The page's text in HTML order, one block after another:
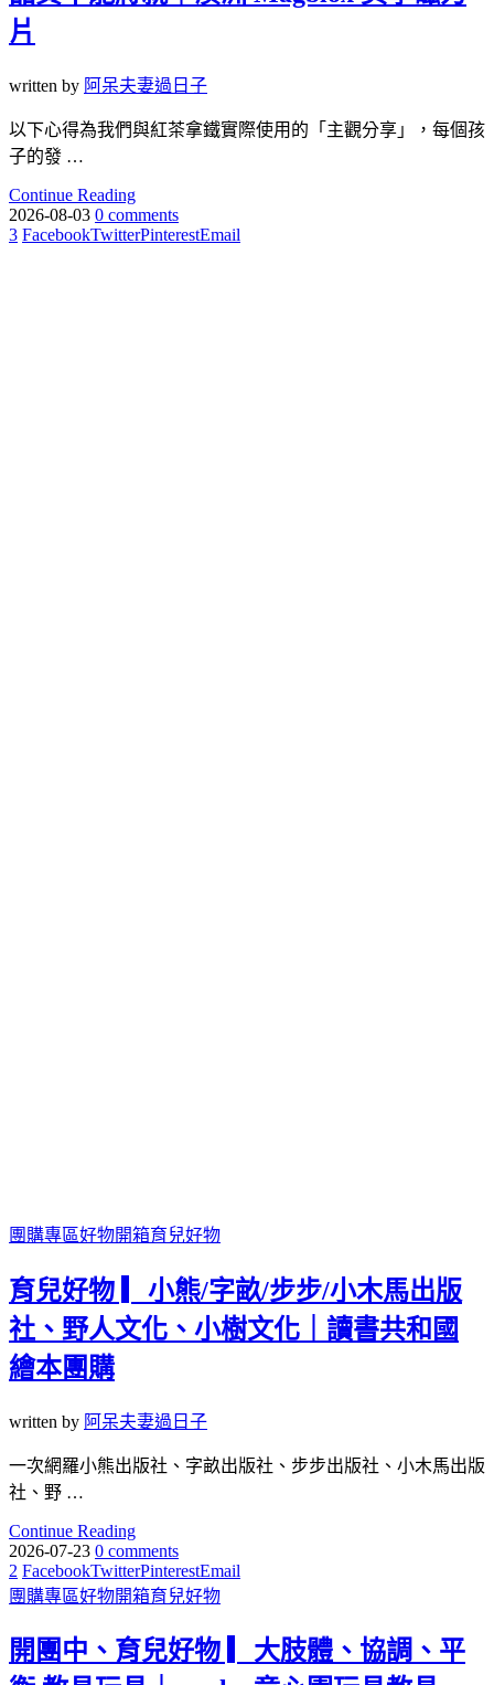
片
written by 阿呆夫妻過日子
以下心得為我們與紅茶拿鐵實際使用的「主觀分享」，每個孩
子的發 …
Continue Reading
2026-08-03 0 comments
3 FacebookTwitterPinterestEmail
團購專區好物開箱育兒好物
育兒好物 ▎小熊/字畝/步步/小木馬出版
社、野人文化、小樹文化｜讀書共和國
繪本團購
written by 阿呆夫妻過日子
一次網羅小熊出版社、字畝出版社、步步出版社、小木馬出版
社、野 …
Continue Reading
2026-07-23 0 comments
2 FacebookTwitterPinterestEmail
團購專區好物開箱育兒好物
開團中、育兒好物 ▎大肢體、協調、平